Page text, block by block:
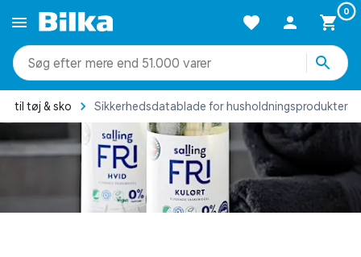
0
mere end 51.000 varer
til tøj & sko Sikkerhedsdatablade for husholdningsprodukter